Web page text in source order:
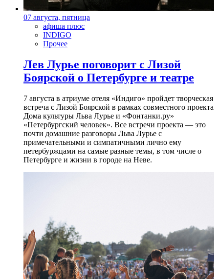
07 августа, пятница
афиша плюс
INDIGO
Прочее
Лев Лурье поговорит с Лизой
Боярской о Петербурге и театре
7 августа в атриуме отеля «Индиго» пройдет творческая
встреча с Лизой Боярской в рамках совместного проекта
Дома культуры Льва Лурье и «Фонтанки.ру»
«Петербургский человек». Все встречи проекта — это
почти домашние разговоры Льва Лурье с
примечательными и симпатичными лично ему
петербуржцами на самые разные темы, в том числе о
Петербурге и жизни в городе на Неве.